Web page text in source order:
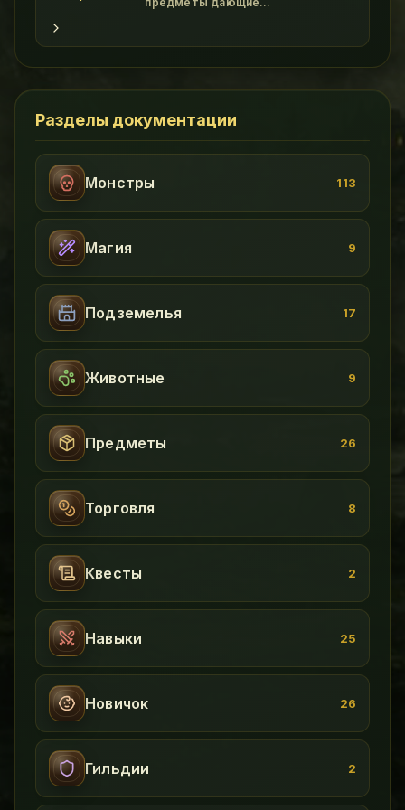
Свойства Прочность Где достать !
Power Magic Resistance +5 br
Разделы документации
Монстры 113
Магия 9
Подземелья 17
Животные 9
Предметы 26
Торговля 8
Квесты 2
Навыки 25
Новичок 26
Гильдии 2